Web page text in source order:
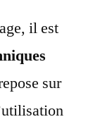
il est
sur